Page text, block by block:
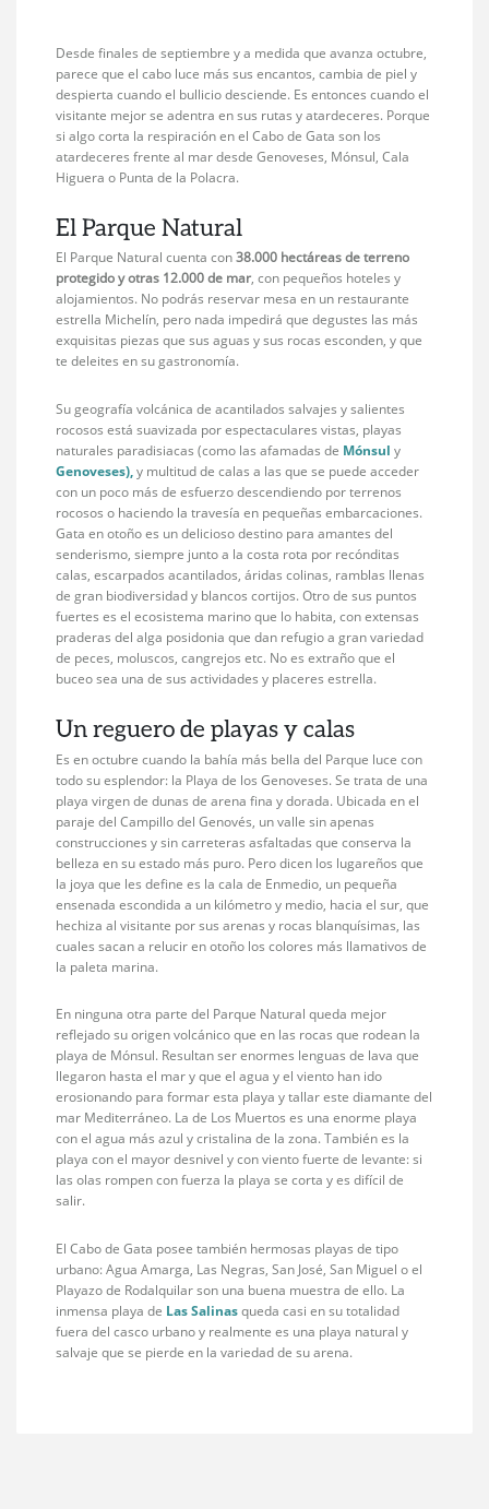
Desde finales de septiembre y a medida que avanza octubre,
parece que el cabo luce más sus encantos, cambia de piel y
despierta cuando el bullicio desciende. Es entonces cuando el
visitante mejor se adentra en sus rutas y atardeceres. Porque
si algo corta la respiración en el Cabo de Gata son los
atardeceres frente al mar desde Genoveses, Mónsul, Cala
Higuera o Punta de la Polacra.
El Parque Natural
El Parque Natural cuenta con38.000 hectáreas de terreno
protegido y otras 12.000 de mar, con pequeños hoteles y
alojamientos. No podrás reservar mesa en un restaurante
estrella Michelín, pero nada impedirá que degustes las más
exquisitas piezas que sus aguas y sus rocas esconden, y que
te deleites en su gastronomía.
Su geografía volcánica de acantilados salvajes y salientes
rocosos está suavizada por espectaculares vistas, playas
naturales paradisiacas (como las afamadas de Mónsul y
Genoveses),y multitud de calas a las que se puede acceder
con un poco más de esfuerzo descendiendo por terrenos
rocosos o haciendo la travesía en pequeñas embarcaciones.
Gata en otoño es un delicioso destino para amantes del
senderismo, siempre junto a la costa rota por recónditas
calas, escarpados acantilados, áridas colinas, ramblas llenas
de gran biodiversidad y blancos cortijos. Otro de sus puntos
fuertes es el ecosistema marino que lo habita, con extensas
praderas del alga posidonia que dan refugio a gran variedad
de peces, moluscos, cangrejos etc. No es extraño que el
buceo sea una de sus actividades y placeres estrella.
Un reguero de playas y calas
Es en octubre cuando la bahía más bella del Parque luce con
todo su esplendor: la Playa de los Genoveses. Se trata de una
playa virgen de dunas de arena fina y dorada. Ubicada en el
paraje del Campillo del Genovés, un valle sin apenas
construcciones y sin carreteras asfaltadas que conserva la
belleza en su estado más puro. Pero dicen los lugareños que
la joya que les define es la cala de Enmedio, un pequeña
ensenada escondida a un kilómetro y medio, hacia el sur, que
hechiza al visitante por sus arenas y rocas blanquísimas, las
cuales sacan a relucir en otoño los colores más llamativos de
la paleta marina.
En ninguna otra parte del Parque Natural queda mejor
reflejado su origen volcánico que en las rocas que rodean la
playa de Mónsul. Resultan ser enormes lenguas de lava que
llegaron hasta el mar y que el agua y el viento han ido
erosionando para formar esta playa y tallar este diamante del
mar Mediterráneo. La de Los Muertos es una enorme playa
con el agua más azul y cristalina de la zona. También es la
playa con el mayor desnivel y con viento fuerte de levante: si
las olas rompen con fuerza la playa se corta y es difícil de
salir.
El Cabo de Gata posee también hermosas playas de tipo
urbano: Agua Amarga, Las Negras, San José, San Miguel o el
Playazo de Rodalquilar son una buena muestra de ello. La
inmensa playa de Las Salinasqueda casi en su totalidad
fuera del casco urbano y realmente es una playa natural y
salvaje que se pierde en la variedad de su arena.